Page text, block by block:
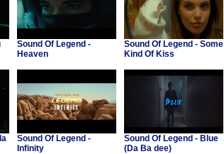
Sound Of Legend -
Heaven
Sound Of Legend - Some
Kind Of Kiss
Sound Of Legend -
Infinity
Sound Of Legend - Blue
(Da Ba dee)